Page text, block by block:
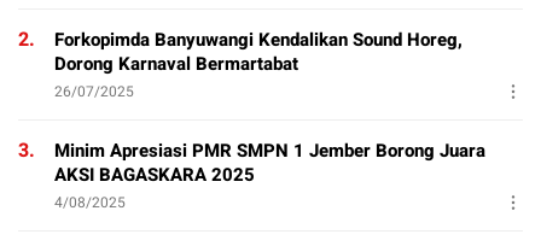
2.
Forkopimda Banyuwangi Kendalikan Sound Horeg,
Dorong Karnaval Bermartabat
26/07/2025
3.
Minim Apresiasi PMR SMPN 1 Jember Borong Juara
AKSI BAGASKARA 2025
4/08/2025